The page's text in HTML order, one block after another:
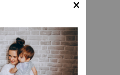
Awhisus.
Jobcenters Graaf
Awhisus den
zur
gesucht hat,